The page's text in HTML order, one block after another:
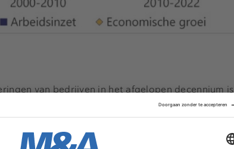
van bedrijven in het afgelopen decennium is
niet veel meer dan een matige middenmoter.
en de publieke